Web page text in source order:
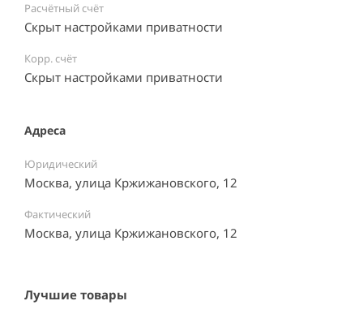
Расчётный счёт
Скрыт настройками приватности
Корр. счёт
Скрыт настройками приватности
Адреса
Юридический
Москва, улица Кржижановского, 12
Фактический
Москва, улица Кржижановского, 12
Лучшие товары